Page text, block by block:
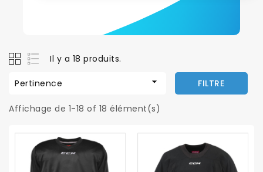
Il y a 18 produits.
Pertinence  FILTRE
Affichage de 1-18 of 18 élément(s)